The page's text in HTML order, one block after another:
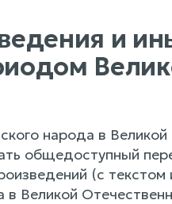
и
народа в
общедоступный
(с текстом
Великой